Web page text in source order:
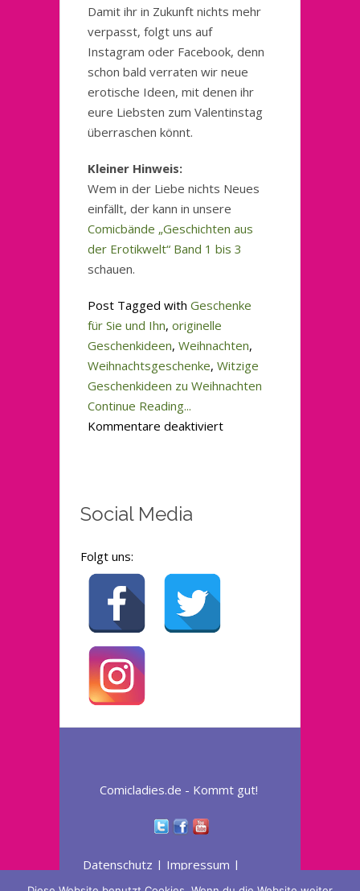
Damit ihr in Zukunft nichts mehr
verpasst, folgt uns auf
Instagram oder Facebook, denn
schon bald verraten wir neue
erotische Ideen, mit denen ihr
eure Liebsten zum Valentinstag
überraschen könnt.
Kleiner Hinweis:
Wem in der Liebe nichts Neues
einfällt, der kann in unsere
Comicbände „Geschichten aus
der Erotikwelt“ Band 1 bis 3
schauen.
Post Tagged with Geschenke
für Sie und Ihn, originelle
Geschenkideen, Weihnachten,
Weihnachtsgeschenke, Witzige
Geschenkideen zu Weihnachten
Continue Reading...
Kommentare deaktiviertfür
Social Media
Folgt uns:
Comicladies.de - Kommt gut!
Datenschutz | Impressum |
Widerruferklärung